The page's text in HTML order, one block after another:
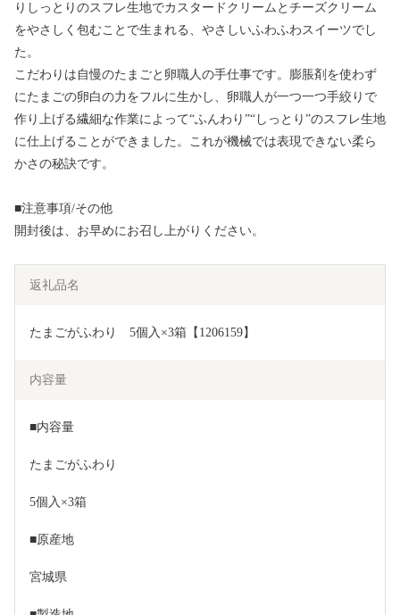
りしっとりのスフレ生地でカスタードクリームとチーズクリーム
をやさしく包むことで生まれる、やさしいふわふわスイーツでし
た。
こだわりは自慢のたまごと卵職人の手仕事です。膨脹剤を使わず
にたまごの卵白の力をフルに生かし、卵職人が一つ一つ手絞りで
作り上げる繊細な作業によって“ふんわり”“しっとり”のスフレ生地
に仕上げることができました。これが機械では表現できない柔ら
かさの秘訣です。
■注意事項/その他
開封後は、お早めにお召し上がりください。
返礼品名
たまごがふわり　5個入×3箱【1206159】
内容量
■内容量
たまごがふわり
5個入×3箱
■原産地
宮城県